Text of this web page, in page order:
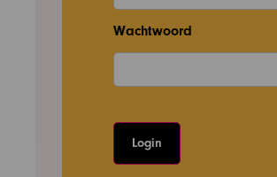
Wachtwoord